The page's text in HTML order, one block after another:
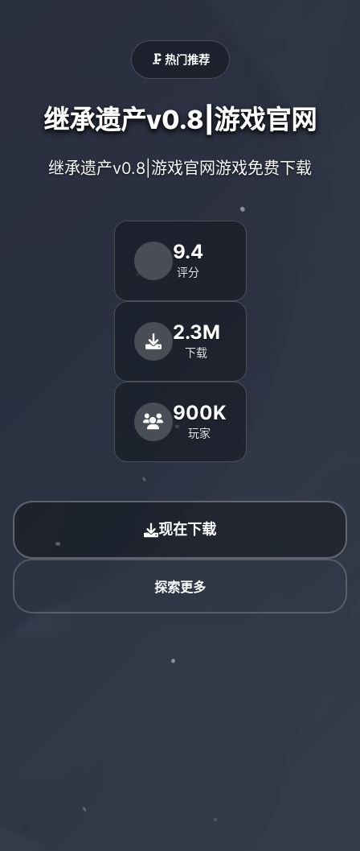
🗜️ 热门推荐
继承遗产v0.8|游戏官网
继承遗产v0.8|游戏官网游戏免费下载
9.4
评分
2.3M
下载
900K
玩家
现在下载
探索更多